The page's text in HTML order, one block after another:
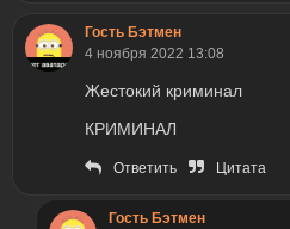
Гость Бэтмен
4 ноября 2022 13:08
Жестокий криминал
КРИМИНАЛ
Ответить Цитата
Гость Бэтмен